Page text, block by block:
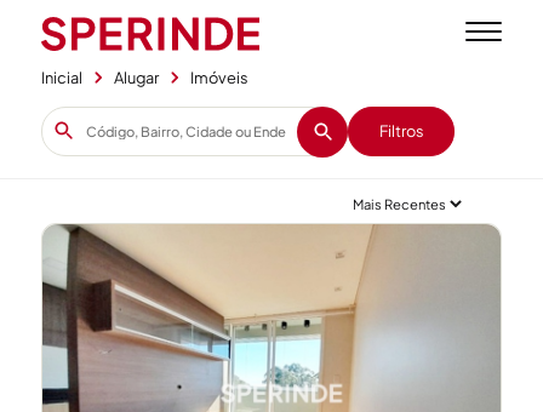
Inicial Alugar Imóveis
Filtros